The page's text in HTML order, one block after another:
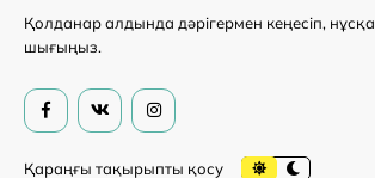
Қолданар алдында дәрігермен кеңесіп,
шығыңыз.